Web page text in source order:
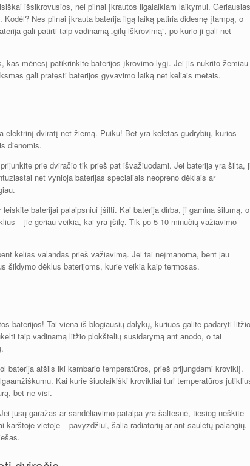
išsikrovusios, nei pilnai įkrautos ilgalaikiam laikymui. Geriausias
Nes pilnai įkrauta baterija ilgą laiką patiria didesnę įtampą, o
gali patirti taip vadinamą „gilų iškrovimą”, po kurio ji gali net
kas mėnesį patikrinkite baterijos įkrovimo lygį. Jei jis nukrito žemiau
gali pratęsti baterijos gyvavimo laiką net keliais metais.
dviratį net žiemą. Puiku! Bet yra keletas gudrybių, kurios
dienomis.
prie dviračio tik prieš pat išvažiuodami. Jei baterija yra šilta,
net vynioja baterijas specialiais neopreno dėklais ar
baterijai palaipsniui įšilti. Kai baterija dirba, ji gamina šilumą, o
– jie geriau veikia, kai yra įšilę. Tik po 5-10 minučių važiavimo
kelias valandas prieš važiavimą. Jei tai neįmanoma, bent jau
šildymo dėklus baterijoms, kurie veikia kaip termosas.
baterijos! Tai viena iš blogiausių dalykų, kuriuos galite padaryti litžio
taip vadinamą litžio plokštelių susidarymą ant anodo, o tai
baterija atšils iki kambario temperatūros, prieš prijungdami kroviklį.
Kai kurie šiuolaikiški krovikliai turi temperatūros
bet ne visi.
jūsų garažas ar sandėliavimo patalpa yra šaltesnė, tiesiog neškite
vietoje – pavyzdžiui, šalia radiatorių ar ant saulėtų palangių.